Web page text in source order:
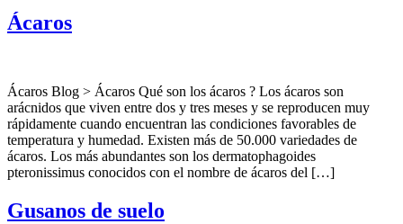
Ácaros
Ácaros Blog > Ácaros Qué son los ácaros ? Los ácaros son
arácnidos que viven entre dos y tres meses y se reproducen muy
rápidamente cuando encuentran las condiciones favorables de
temperatura y humedad. Existen más de 50.000 variedades de
ácaros. Los más abundantes son los dermatophagoides
pteronissimus conocidos con el nombre de ácaros del […]
Gusanos de suelo